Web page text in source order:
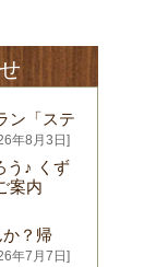
ン「ステ
年8月3日]
う♪ くず
案内
？帰
年7月7日]